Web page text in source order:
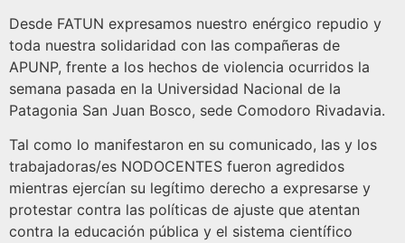
Desde FATUN expresamos nuestro enérgico repudio y
toda nuestra solidaridad con las compañeras de
APUNP, frente a los hechos de violencia ocurridos la
semana pasada en la Universidad Nacional de la
Patagonia San Juan Bosco, sede Comodoro Rivadavia.
Tal como lo manifestaron en su comunicado, las y los
trabajadoras/es NODOCENTES fueron agredidos
mientras ejercían su legítimo derecho a expresarse y
protestar contra las políticas de ajuste que atentan
contra la educación pública y el sistema científico